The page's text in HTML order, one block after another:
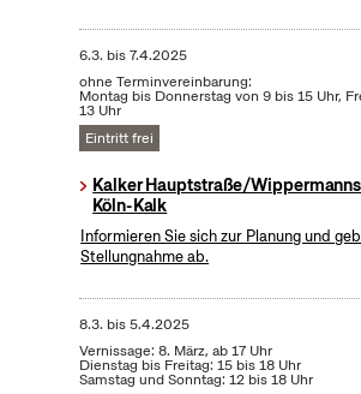
6.3. bis7.4.2025
ohne Terminvereinbarung:
Montag bis Donnerstag von 9 bis 15 Uhr,
13 Uhr
Eintritt frei
Kalker Hauptstraße/
Köln-Kalk
Informieren Sie sich zur Planung und
Stellungnahme ab.
8.3. bis5.4.2025
Vernissage: 8. März, ab 17 Uhr
Dienstag bis Freitag: 15 bis 18 Uhr
Samstag und Sonntag: 12 bis 18 Uhr